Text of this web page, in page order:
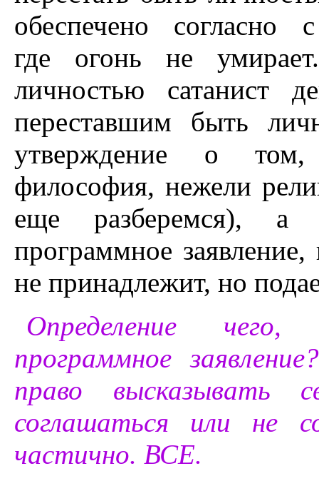
обеспечено
где огонь не
личностью сатанист
переставшим быть
утверждение о
философия, нежели
еще разберемся), а
программное
не принадлежит, но
Определение
программное
право высказывать
соглашаться или не
частично. ВСЕ.